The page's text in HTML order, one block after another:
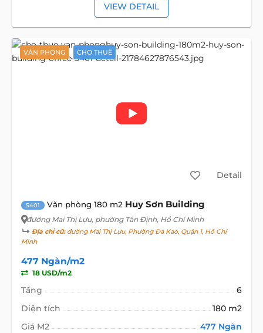
VIEW DETAIL
VĂN PHÒNG CHO THUÊ
Detail
5401 Văn phòng 180 m2 Huy Sơn Building
đường Mai Thị Lựu, phường Tân Định, Hồ Chí Minh
Địa chỉ cũ:đường Mai Thị Lựu, Phường Đa Kao, Quận 1, Hồ Chí
Minh
477 Ngàn/m2
18 USD/m2
Tầng
6
Diện tích
180 m2
Giá M2
477 Ngàn